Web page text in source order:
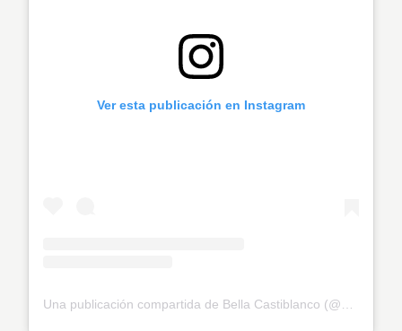
Ver esta publicación en Instagram